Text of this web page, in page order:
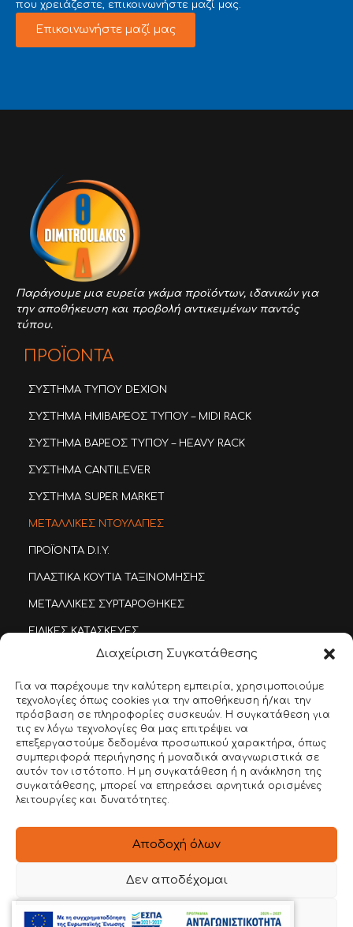
Διαχείριση Συγκατάθεσης
Για να παρέχουμε την καλύτερη εμπειρία, χρησιμοποιούμε
τεχνολογίες όπως cookies για την αποθήκευση ή/και την
πρόσβαση σε πληροφορίες συσκευών. Η συγκατάθεση για
τις εν λόγω τεχνολογίες θα μας επιτρέψει να
επεξεργαστούμε δεδομένα προσωπικού χαρακτήρα, όπως
συμπεριφορά περιήγησης ή μοναδικά αναγνωριστικά σε
αυτόν τον ιστότοπο. Η μη συγκατάθεση ή η ανάκληση της
συγκατάθεσης, μπορεί να επηρεάσει αρνητικά ορισμένες
λειτουργίες και δυνατότητες.
Αποδοχή όλων
Δεν αποδέχομαι
Προβολή προτιμήσεων
που χρειάζεστε, επικοινωνήστε μαζί μας.
Επικοινωνήστε μαζί μας
Παράγουμε μια ευρεία γκάμα προϊόντων, ιδανικών για
την αποθήκευση και προβολή αντικειμένων παντός
τύπου.
ΠΡΟΪΟΝΤΑ
ΣΥΣΤΗΜΑ ΤΥΠΟΥ DEXION
ΣΥΣΤΗΜΑ ΗΜΙΒΑΡΕΟΣ ΤΥΠΟΥ – MIDI RACK
ΣΥΣΤΗΜΑ ΒΑΡΕΟΣ ΤΥΠΟΥ – HEAVY RACK
ΣΥΣΤΗΜΑ CANTILEVER
ΣΥΣΤΗΜΑ SUPER MARKET
ΜΕΤΑΛΛΙΚΕΣ ΝΤΟΥΛΑΠΕΣ
ΠΡΟΪΟΝΤΑ D.I.Y.
ΠΛΑΣΤΙΚΑ ΚΟΥΤΙΑ ΤΑΞΙΝΟΜΗΣΗΣ
ΜΕΤΑΛΛΙΚΕΣ ΣΥΡΤΑΡΟΘΗΚΕΣ
ΕΙΔΙΚΕΣ ΚΑΤΑΣΚΕΥΕΣ
ΣΥΣΤΗΜΑ DEMI RACK
ΙΜΑΤΙΟΘΗΚΕΣ & ΠΑΓΚΟΙ ΑΠΟΔΥΤΗΡΙΩΝ
ΠΑΓΚΟΙ ΕΡΓΑΣΙΑΣ
INOX DEMI-RACK
SITEMAP
ΕΡΓΑ